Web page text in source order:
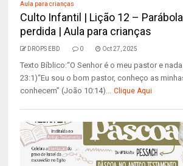
Aula para crianças
Culto Infantil | Lição 12 –
perdida | Aula para crianças
DROPS EBD 0 Oct 27, 2025
Texto Bíblico:“O Senhor é o meu pastor e
23:1)“Eu sou o bom pastor, conheço as
conhecem” (João 10:14)... Clique Aqui